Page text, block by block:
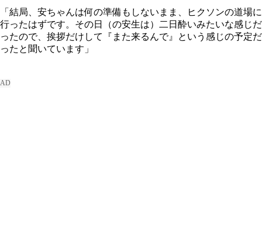
「結局、安ちゃんは何の準備もしないまま、ヒクソンの道場に
行ったはずです。その日（の安生は）二日酔いみたいな感じだ
ったので、挨拶だけして『また来るんで』という感じの予定だ
ったと聞いています」